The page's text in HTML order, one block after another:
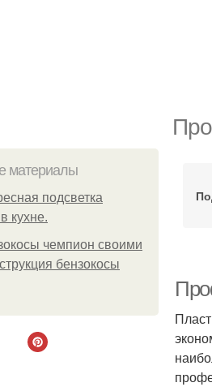
материалы
подсветка
кухне.
чемпион своими
бензокосы